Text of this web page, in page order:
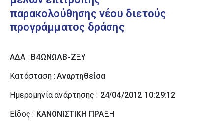
παρακολούθησης νέου διετούς
προγράμματος δράσης
ΑΔΑ : Β4ΩΝΩΛΒ-ΖΞΥ
Κατάσταση :Αναρτηθείσα
Ημερομηνία ανάρτησης : 24/04/2012 10:29:12
Είδος : ΚΑΝΟΝΙΣΤΙΚΗ ΠΡΑΞΗ